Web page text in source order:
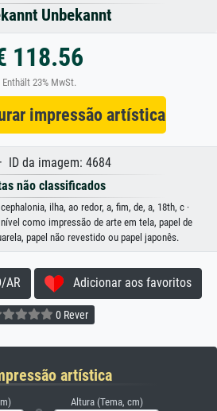
Unbekannt
118.56
Enthält 23% MwSt.
impressão artística
ID da imagem: 4684
não classificados
ilha, ao redor, a, fim, de, a, 18th, c ·
como impressão de arte em tela, papel de
papel não revestido ou papel japonês.
AR Adicionar aos favoritos
0 Rever
artística
Altura (Tema, cm)